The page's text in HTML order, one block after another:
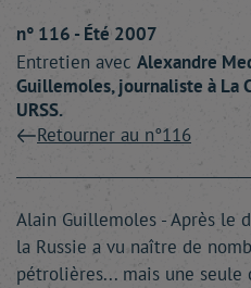
n° 116 - Été 2007
Entretien avec Alexandre
Guillemoles, journaliste à La
URSS.
Retourner au n°116
Alain Guillemoles - Après le
la Russie a vu naître de
pétrolières... mais une seule